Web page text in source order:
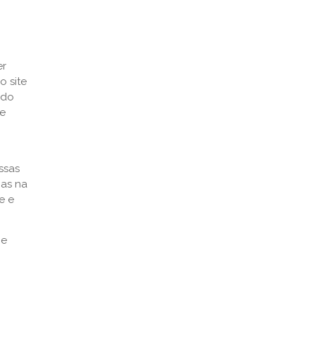
site
na
e